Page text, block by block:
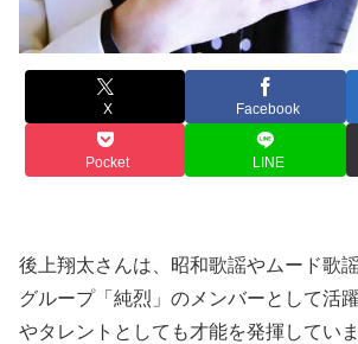
X Facebook
Pocket LINE
後上翔太さんは、昭和歌謡やムード歌
グループ「純烈」のメンバーとして活
やタレントとしても才能を発揮してい